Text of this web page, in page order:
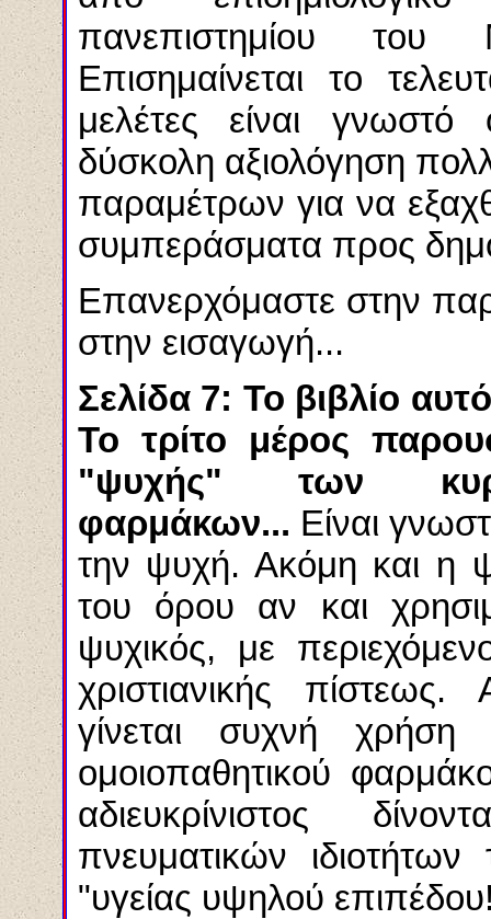
πανεπιστημίου του
Επισημαίνεται το
μελέτες είναι
δύσκολη αξιολόγηση
παραμέτρων για να
συμπεράσματα προς
Επανερχόμαστε στην
στην εισαγωγή...
Σελίδα 7: Το βιβλίο
Το τρίτο μέρος
"ψυχής" των
φαρμάκων... Είναι
την ψυχή. Ακόμη και η
του όρου αν και
ψυχικός, με
χριστιανικής πίστεως.
γίνεται συχνή
ομοιοπαθητικού
αδιευκρίνιστος
πνευματικών
"υγείας υψηλού